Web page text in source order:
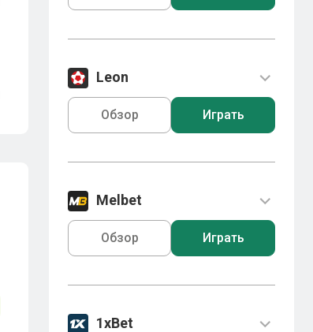
Leon
Обзор Играть
Melbet
Обзор Играть
1xBet